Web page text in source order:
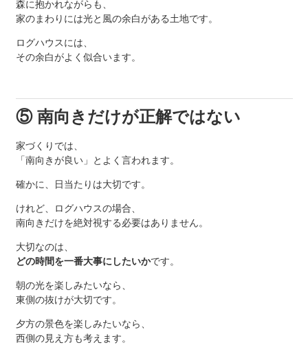
森に抱かれながらも、
家のまわりには光と風の余白がある土地です。
ログハウスには、
その余白がよく似合います。
⑤ 南向きだけが正解ではない
家づくりでは、
「南向きが良い」とよく言われます。
確かに、日当たりは大切です。
けれど、ログハウスの場合、
南向きだけを絶対視する必要はありません。
大切なのは、
どの時間を一番大事にしたいかです。
朝の光を楽しみたいなら、
東側の抜けが大切です。
夕方の景色を楽しみたいなら、
西側の見え方も考えます。